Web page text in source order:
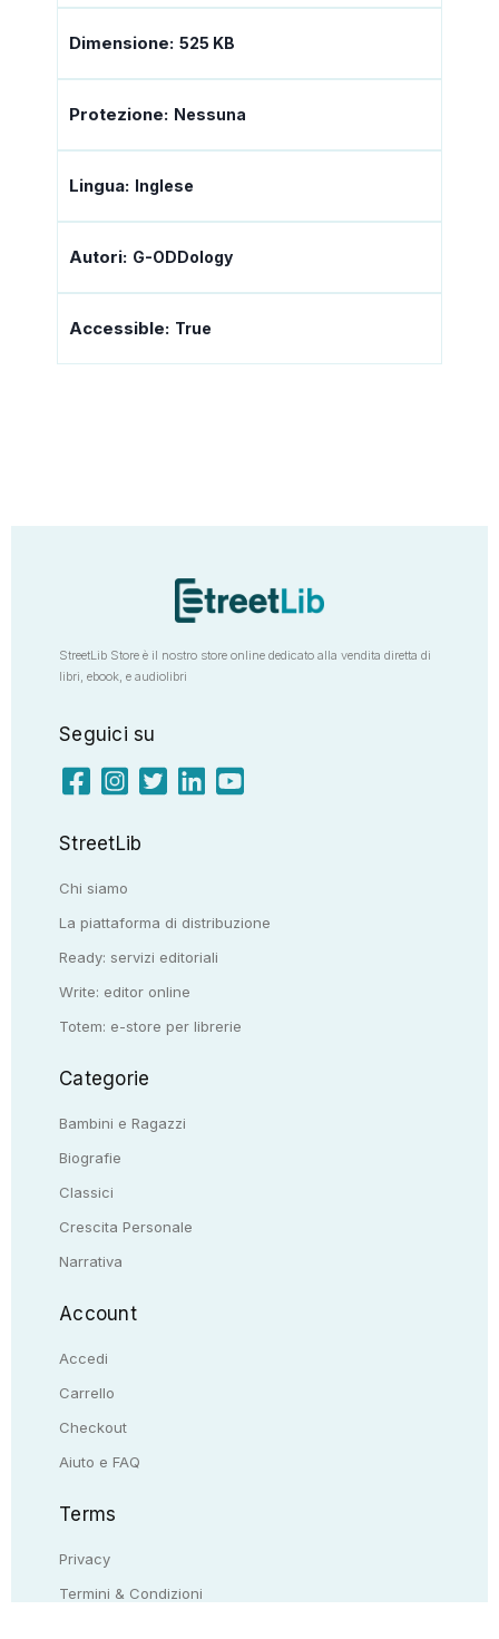
Dimensione: 525 KB
Protezione: Nessuna
Lingua: Inglese
Autori: G-ODDology
Accessible: True
StreetLib Store è il nostro store online dedicato alla vendita diretta di
libri, ebook, e audiolibri
Seguici su
StreetLib
Chi siamo
La piattaforma di distribuzione
Ready: servizi editoriali
Write: editor online
Totem: e-store per librerie
Categorie
Bambini e Ragazzi
Biografie
Classici
Crescita Personale
Narrativa
Account
Accedi
Carrello
Checkout
Aiuto e FAQ
Terms
Privacy
Termini & Condizioni